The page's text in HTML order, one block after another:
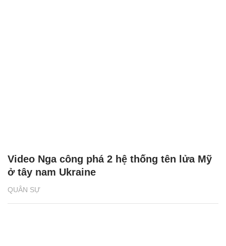
QUÂN SỰ
Video Nga công phá 2 hệ thống tên lửa Mỹ
ở tây nam Ukraine